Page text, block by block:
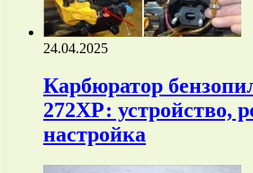
24.04.2025
Карбюратор
272ХР: устройство,
настройка